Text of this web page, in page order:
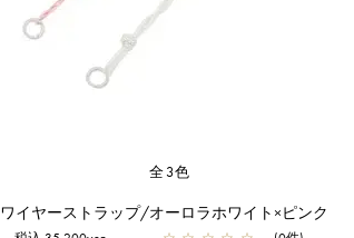
全3色
ワイヤーストラップ/オーロラホワイト×ピンク